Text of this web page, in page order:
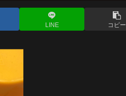
LINE コピー